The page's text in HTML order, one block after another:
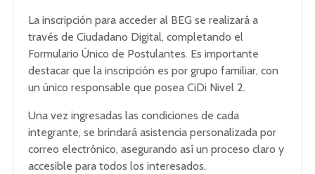
La inscripción para acceder al BEG se realizará a
través de Ciudadano Digital, completando el
Formulario Único de Postulantes. Es importante
destacar que la inscripción es por grupo familiar, con
un único responsable que posea CiDi Nivel 2.
Una vez ingresadas las condiciones de cada
integrante, se brindará asistencia personalizada por
correo electrónico, asegurando así un proceso claro y
accesible para todos los interesados.